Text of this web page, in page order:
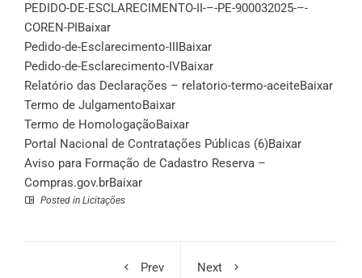
PEDIDO-DE-ESCLARECIMENTO-II-–-PE-900032025-–-
COREN-PIBaixar
Pedido-de-Esclarecimento-IIIBaixar
Pedido-de-Esclarecimento-IVBaixar
Relatório das Declarações – relatorio-termo-aceiteBaixar
Termo de JulgamentoBaixar
Termo de HomologaçãoBaixar
Portal Nacional de Contratações Públicas (6)Baixar
Aviso para Formação de Cadastro Reserva –
Compras.gov.brBaixar
Posted in Licitações
Prev Next